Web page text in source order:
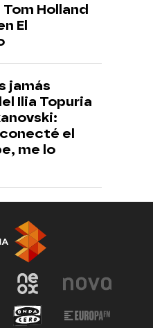
Holland
El
jamás
Ilia Topuria
el
me lo